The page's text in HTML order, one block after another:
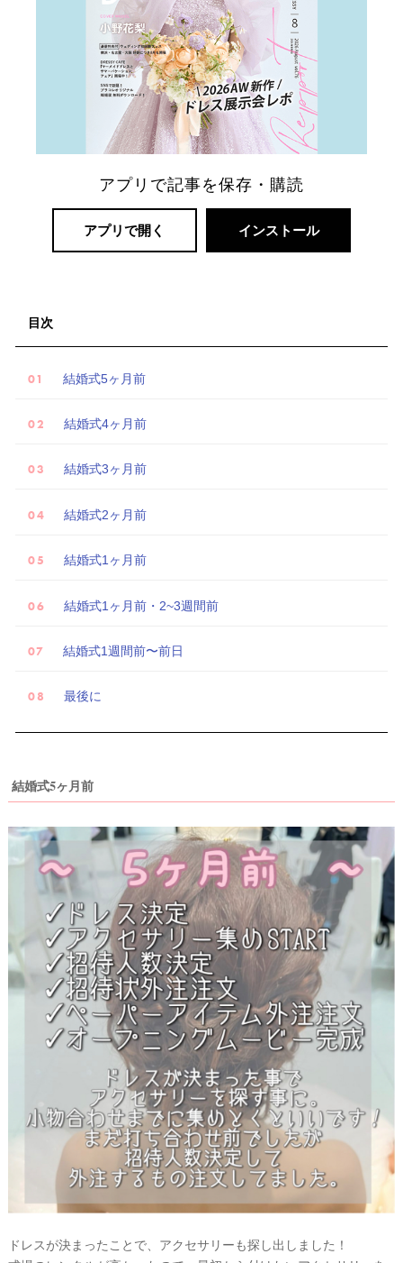
アプリで記事を保存・購読
アプリで開く インストール
目次
結婚式5ヶ月前
結婚式4ヶ月前
結婚式3ヶ月前
結婚式2ヶ月前
結婚式1ヶ月前
結婚式1ヶ月前・2~3週間前
結婚式1週間前〜前日
最後に
結婚式5ヶ月前
ドレスが決まったことで、アクセサリーも探し出しました！